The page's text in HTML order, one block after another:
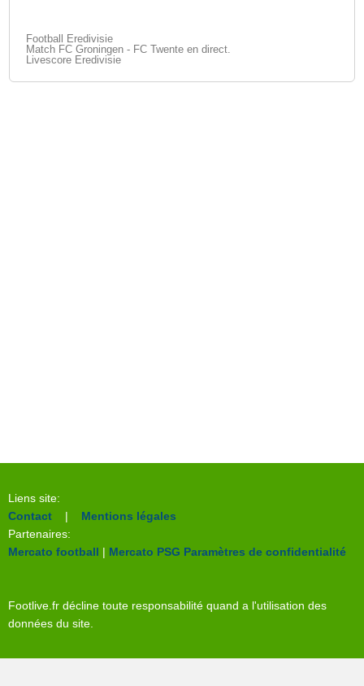
Football Eredivisie
Match FC Groningen - FC Twente en direct.
Livescore Eredivisie
Liens site:
Contact | Mentions légales
Partenaires:
Mercato football | Mercato PSG Paramètres de confidentialité
Footlive.fr décline toute responsabilité quand a l'utilisation des
données du site.